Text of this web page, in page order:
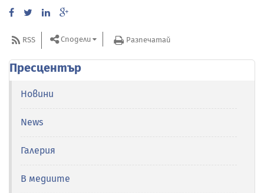
RSS Сподели Разпечатай
Пресцентър
Новини
News
Галерия
В медиите